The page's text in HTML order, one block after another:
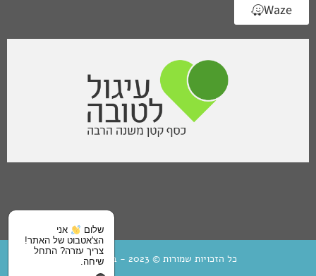
Waze
כל הזכויות שמורות © 2023 - בית מיחא
שלום
אני
הצ'אטבוט של האתר!
צריך עזרה? התחל
שיחה.